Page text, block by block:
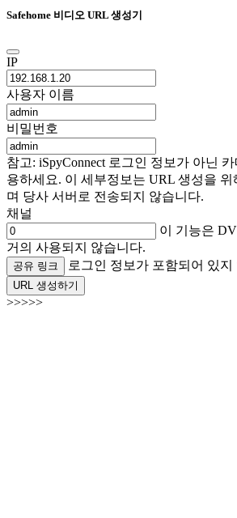
Safehome 비디오 URL 생성기
IP
사용자 이름
비밀번호
참고: iSpyConnect 로그인 정보가 아닌
용하세요. 이 세부정보는 URL 생성을 위
며 당사 서버로 전송되지 않습니다.
채널
이 기능은
거의 사용되지 않습니다.
공유 링크 로그인 정보가 포함되어 있지
URL 생성하기
>>>>>